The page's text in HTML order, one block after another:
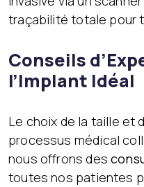
traçabilité totale pour
Conseils
l’Implant Idéal
Le choix de la taille et
processus médical
nous offrons des
toutes nos patientes